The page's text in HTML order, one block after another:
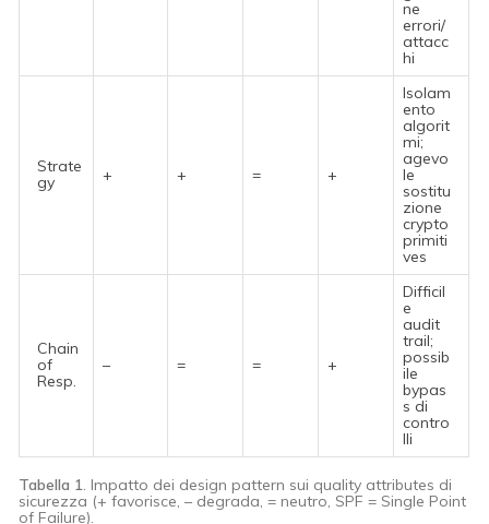
ne
errori/
attacc
hi
Strate
gy
+ + = +
Isolam
ento
algorit
mi;
agevo
le
sostitu
zione
crypto
primiti
ves
Chain
of
Resp.
– = = +
Difficil
e
audit
trail;
possib
ile
bypas
s di
contro
lli
Tabella 1. Impatto dei design pattern sui quality attributes di
sicurezza (+ favorisce, – degrada, = neutro, SPF = Single Point
of Failure).